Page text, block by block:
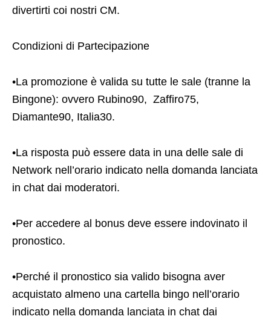
divertirti coi nostri CM.
Condizioni di Partecipazione
•La promozione è valida su tutte le sale (tranne la
Bingone): ovvero Rubino90, Zaffiro75,
Diamante90, Italia30.
•La risposta può essere data in una delle sale di
Network nell’orario indicato nella domanda lanciata
in chat dai moderatori.
•Per accedere al bonus deve essere indovinato il
pronostico.
•Perché il pronostico sia valido bisogna aver
acquistato almeno una cartella bingo nell’orario
indicato nella domanda lanciata in chat dai